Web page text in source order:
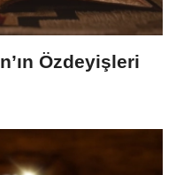
Özdeyişleri